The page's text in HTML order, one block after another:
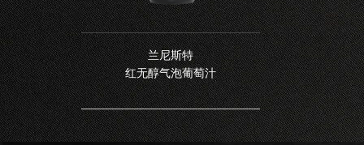
兰尼斯特
红无醇气泡葡萄汁